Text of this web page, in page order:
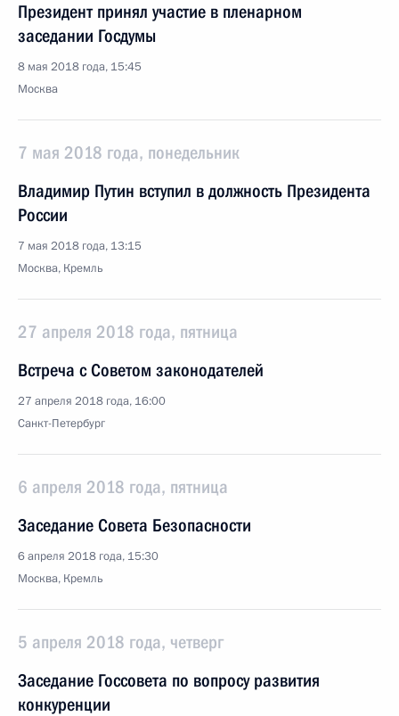
Президент принял участие в пленарном
заседании Госдумы
8 мая 2018 года, 15:45
Москва
7 мая 2018 года, понедельник
Владимир Путин вступил в должность Президента
России
7 мая 2018 года, 13:15
Москва, Кремль
27 апреля 2018 года, пятница
Встреча с Советом законодателей
27 апреля 2018 года, 16:00
Санкт-Петербург
6 апреля 2018 года, пятница
Заседание Совета Безопасности
6 апреля 2018 года, 15:30
Москва, Кремль
5 апреля 2018 года, четверг
Заседание Госсовета по вопросу развития
конкуренции